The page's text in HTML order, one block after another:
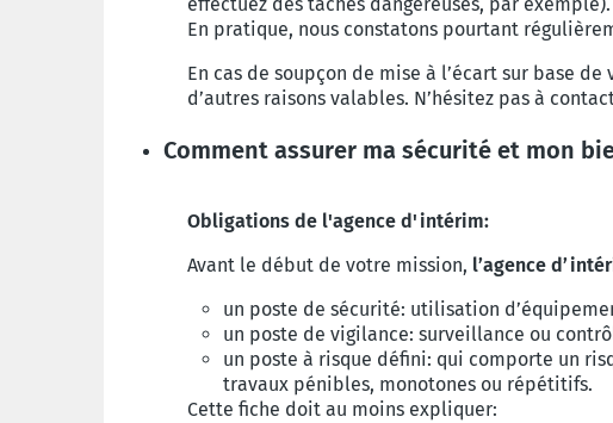
effectuez des tâches dangereuses, par
En pratique, nous constatons pourtant
En cas de soupçon de mise à l’écart sur base de
d’autres raisons valables. N’hésitez pas à
Comment assurer ma sécurité et mon
Obligations de l'agence d'intérim:
Avant le début de votre mission, l’agence
un poste de sécurité: utilisation
un poste de vigilance: surveillance ou
un poste à risque défini: qui comporte un
travaux pénibles, monotones ou répétitifs.
Cette fiche doit au moins expliquer: